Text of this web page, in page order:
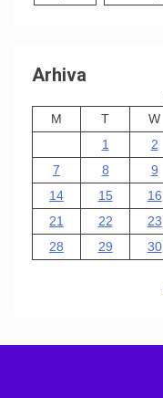
Arhiva
M
T W
1
2
7
8 9
14
15 16
21
22 23
28
29 30